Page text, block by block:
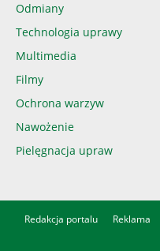
Odmiany
Technologia uprawy
Multimedia
Filmy
Ochrona warzyw
Nawożenie
Pielęgnacja upraw
Redakcja portalu Reklama